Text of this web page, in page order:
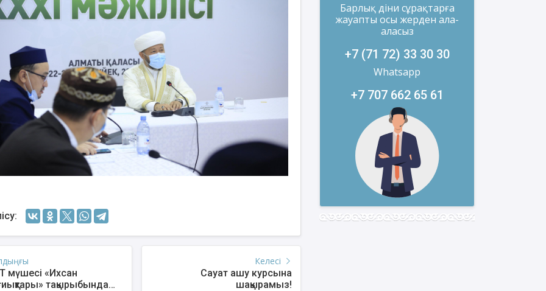
мүшесі «Ихсан
тақырыбында
Келесі
Сауат ашу курсына
шақырамыз!
Барлық діни сұрақтарға
жауапты осы жерден ала-
аласыз
+7 (71 72) 33 30 30
Whatsapp
+7 707 662 65 61